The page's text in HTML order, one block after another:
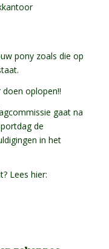
pony zoals die op
oplopen!!
gaat na
de
in het
Lees hier: